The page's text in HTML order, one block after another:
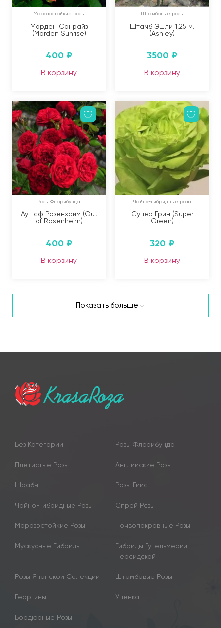
Морозостойкие розы
Морден Санрайз
(Morden Sunrise)
400 ₽
В корзину
Штамбовые розы
Штамб Эшли 1,25 м.
(Ashley)
3500 ₽
В корзину
Розы Флорибунда
Аут оф Розенхайм (Out
of Rosenheim)
400 ₽
В корзину
Чайно-гибридные розы
Супер Грин (Super
Green)
320 ₽
В корзину
Показать больше
Без Категории Розы Флорибунда
Плетистые Розы Английские Розы
Шрабы Розы Гийо
Чайно-Гибридные Розы Спрей Розы
Морозостойкие Розы Почвопокровные Розы
Мускусные Гибриды
Гибриды Гутельмерии
Персидской
Розы Японской Селекции Штамбовые Розы
Георгины Уценка
Бордюрные Розы